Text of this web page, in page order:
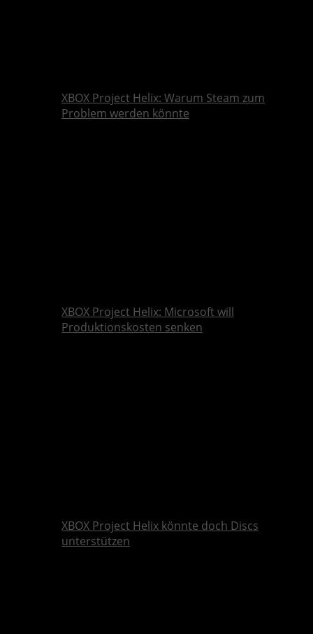
XBOX Project Helix: Warum Steam zum
Problem werden könnte
XBOX Project Helix: Microsoft will
Produktionskosten senken
XBOX Project Helix könnte doch Discs
unterstützen